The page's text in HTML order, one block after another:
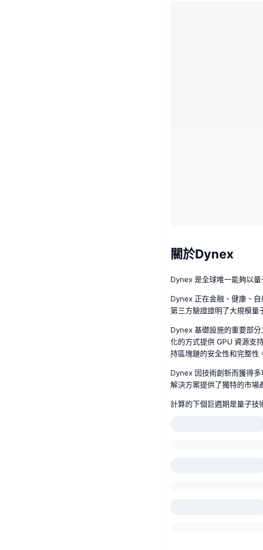
關於Dynex
Dynex 是全球唯一能夠以
Dynex 正在金融、健康、
第三方驗證證明了大規模量
Dynex 基礎設施的重要部
化的方式提供 GPU 資源支
持區塊鏈的安全性和完整性
Dynex 因技術創新而獲得
解決方案提供了獨特的市場
計算的下個巨週期是量子技